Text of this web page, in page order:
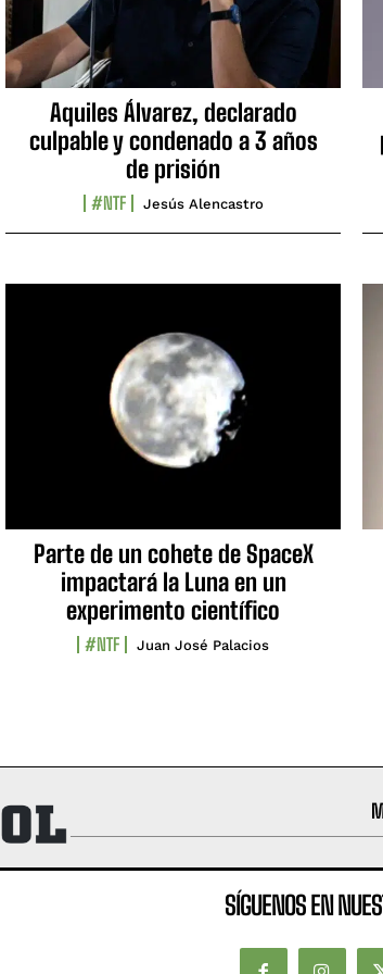
Aquiles Álvarez, declarado
culpable y condenado a 3 años
de prisión
#NTF Jesús Alencastro
Parte de un cohete de SpaceX
impactará la Luna en un
experimento científico
#NTF Juan José Palacios
SÍGUENOS EN